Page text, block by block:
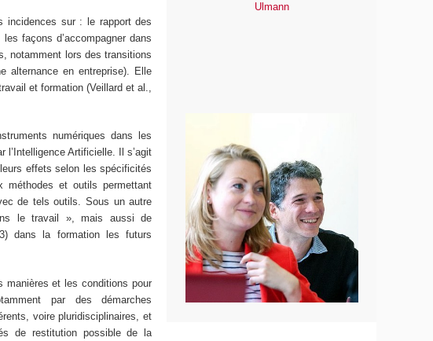
incidences sur : le rapport des
façons d’accompagner dans
notamment lors des transitions
alternance en entreprise). Elle
et formation (Veillard et al.,
numériques dans les
l’Intelligence Artificielle. Il s’agit
effets selon les spécificités
et outils permettant
de tels outils. Sous un autre
le travail », mais aussi de
dans la formation les futurs
manières et les conditions pour
par des démarches
voire pluridisciplinaires, et
de restitution possible de la
Ulmann